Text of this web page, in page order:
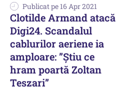
Publicat pe 16 Apr 2021
Clotilde Armand atacă
Digi24. Scandalul
cablurilor aeriene ia
amploare: ”Știu ce
hram poartă Zoltan
Teszari”